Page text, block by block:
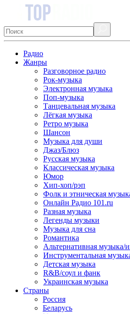
Радио
Жанры
Разговорное радио
Рок-музыка
Электронная музыка
Поп-музыка
Танцевальная музыка
Лёгкая музыка
Ретро музыка
Шансон
Музыка для души
Джаз/Блюз
Русская музыка
Классическая музыка
Юмор
Хип-хоп/рэп
Фолк и этническая
Онлайн Радио 101.ru
Разная музыка
Легенды музыки
Музыка для сна
Романтика
Альтернативная музыка/
Инструментальная
Детская музыка
R&B/cоул и фанк
Украинская музыка
Страны
Россия
Беларусь